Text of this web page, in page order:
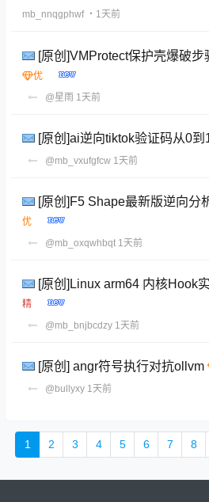
mb_nnqgphwf ・1天前
[原创]VMProtect保护壳爆破步
@星雨 1天前
[原创]ai逆向tiktok验证码从0到
@mb_vxufgfcw 1天前
[原创]F5 Shape最新版逆向分
@mb_oxqwhbqt 1天前
[原创]Linux arm64 内核Hook
@mb_bnjbcdzy 1天前
[原创] angr符号执行对抗ollvm
@bullyxy 1天前
1 2 3 4 5 6 7 8